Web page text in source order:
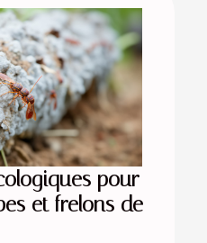
pour
et frelons de